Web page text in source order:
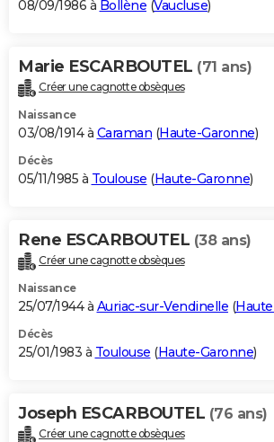
08/09/1986 à Bollène (Vaucluse)
Marie ESCARBOUTEL (71 ans)
Créer une cagnotte obsèques
Naissance
03/08/1914 à Caraman (Haute-Garonne)
Décès
05/11/1985 à Toulouse (Haute-Garonne)
Rene ESCARBOUTEL (38 ans)
Créer une cagnotte obsèques
Naissance
25/07/1944 à Auriac-sur-Vendinelle (
Décès
25/01/1983 à Toulouse (Haute-Garonne)
Joseph ESCARBOUTEL (76 ans)
Créer une cagnotte obsèques